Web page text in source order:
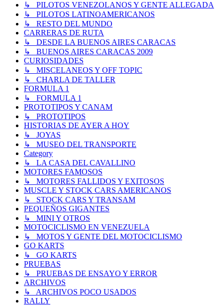
↳ PILOTOS VENEZOLANOS Y GENTE ALLEGADA
↳ PILOTOS LATINOAMERICANOS
↳ RESTO DEL MUNDO
CARRERAS DE RUTA
↳ DESDE LA BUENOS AIRES CARACAS
↳ BUENOS AIRES CARACAS 2009
CURIOSIDADES
↳ MISCELANEOS Y OFF TOPIC
↳ CHARLA DE TALLER
FORMULA 1
↳ FORMULA 1
PROTOTIPOS Y CANAM
↳ PROTOTIPOS
HISTORIAS DE AYER A HOY
↳ JOYAS
↳ MUSEO DEL TRANSPORTE
Category
↳ LA CASA DEL CAVALLINO
MOTORES FAMOSOS
↳ MOTORES FALLIDOS Y EXITOSOS
MUSCLE Y STOCK CARS AMERICANOS
↳ STOCK CARS Y TRANSAM
PEQUEÑOS GIGANTES
↳ MINI Y OTROS
MOTOCICLISMO EN VENEZUELA
↳ MOTOS Y GENTE DEL MOTOCICLISMO
GO KARTS
↳ GO KARTS
PRUEBAS
↳ PRUEBAS DE ENSAYO Y ERROR
ARCHIVOS
↳ ARCHIVOS POCO USADOS
RALLY